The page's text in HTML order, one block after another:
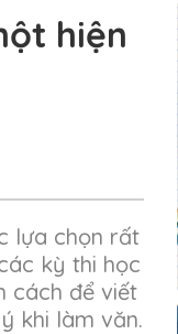
hiện
lựa chọn rất
kỳ thi học
cách để viết
khi làm văn.